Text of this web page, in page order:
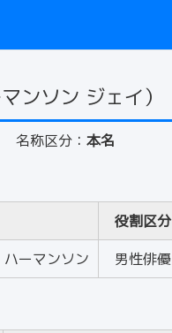
マンソン ジェイ）
名称区分： 本名
役割区分
ハーマンソン 男性俳優